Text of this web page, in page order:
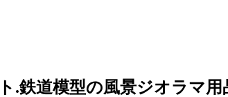
.鉄道模型の風景ジオラマ